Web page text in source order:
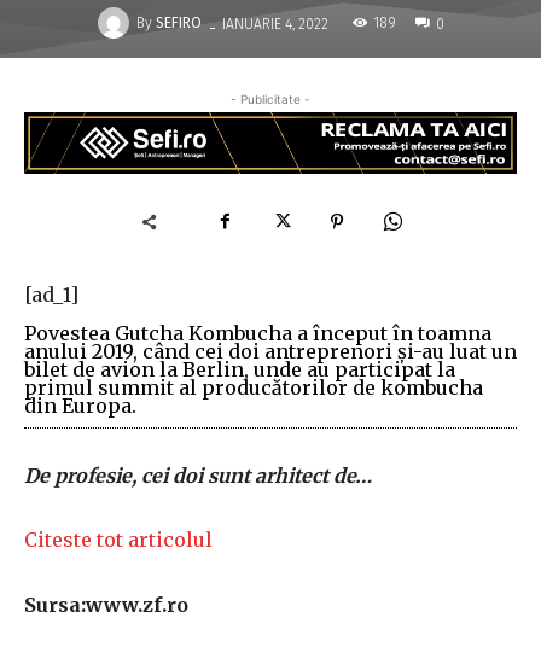
By SEFIRO - IANUARIE 4, 2022 189 0
- Publicitate -
[ad_1]
Povestea Gutcha Kombucha a început în toamna
anului 2019, când cei doi antreprenori şi-au luat un
bilet de avion la Berlin, unde au participat la
primul summit al producătorilor de kombucha
din Europa.
De profesie, cei doi sunt arhitect de…
Citeste tot articolul
Sursa:www.zf.ro